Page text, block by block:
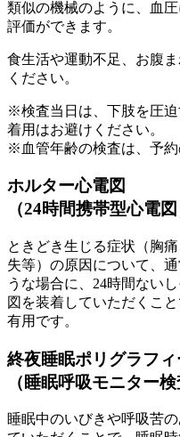
類似の機械のように、血
評価ができます。
食生活や運動不足、お腹
ください。
※検査当日は、下肢を圧
着用はお避けください。
※血管年齢の検査は、予約
ホルター心電図
（24時間携帯型心電図
ときどき生じる症状（胸
失等）の原因について、
うな場合に、24時間ない
図を装着していただくこ
有用です。
終夜睡眠ポリグラフィ
（睡眠呼吸モニター検
睡眠中のいびきや呼吸苦